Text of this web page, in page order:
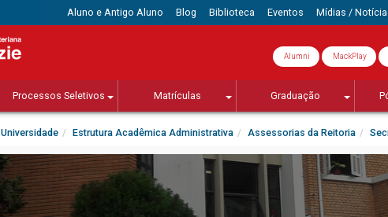
Aluno e Antigo Aluno Blog Biblioteca Eventos Mídias /
Alumni MackPlay
Processos Seletivos Matrículas Graduação
Universidade Estrutura Acadêmica Administrativa Assessorias da Reitoria